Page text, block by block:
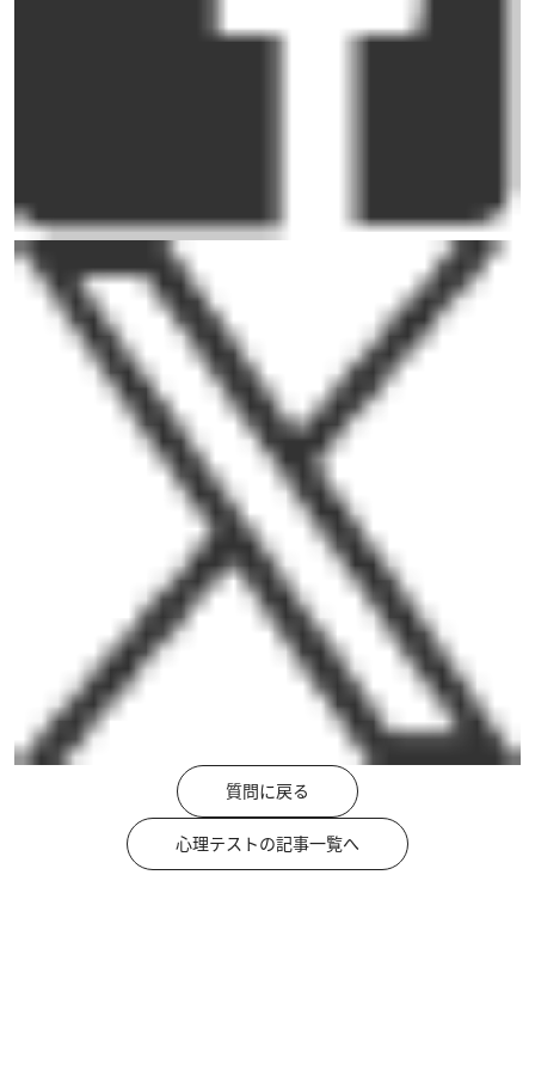
質問に戻る
心理テストの記事一覧へ